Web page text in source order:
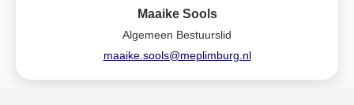
Maaike Sools
Algemeen Bestuurslid
maaike.sools@meplimburg.nl